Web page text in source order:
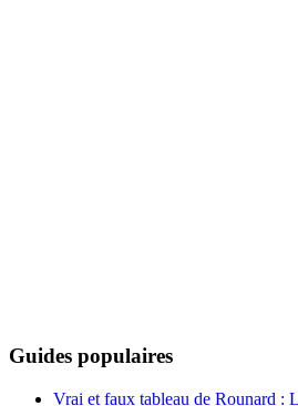
Guides populaires
Vrai et faux tableau de Rounard :